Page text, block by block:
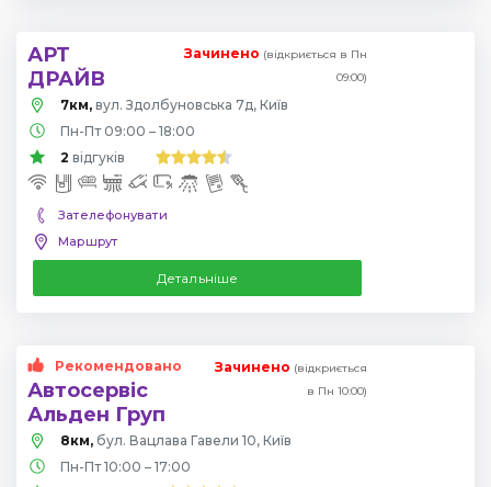
АРТ
ДРАЙВ
Зачинено (відкриється в Пн
09:00)
7км, вул. Здолбуновська 7д, Київ
Пн-Пт 09:00 – 18:00
2 відгуків
Зателефонувати
Маршрут
Детальніше
Рекомендовано
Автосервіс
Альден Груп
Зачинено (відкриється
в Пн 10:00)
8км, бул. Вацлава Гавели 10, Київ
Пн-Пт 10:00 – 17:00